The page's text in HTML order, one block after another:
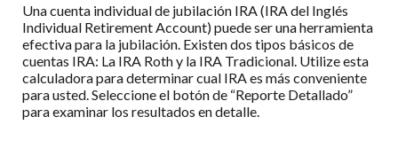
Una cuenta individual de jubilación IRA (IRA del Inglés
Individual Retirement Account) puede ser una herramienta
efectiva para la jubilación. Existen dos tipos básicos de
cuentas IRA: La IRA Roth y la IRA Tradicional. Utilize esta
calculadora para determinar cual IRA es más conveniente
para usted. Seleccione el botón de “Reporte Detallado”
para examinar los resultados en detalle.